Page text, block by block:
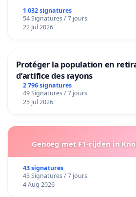
1 032 signatures
54 Signatures / 7 jours
22 Jul 2026
Protéger la population en
d’artifice des rayons
2 796 signatures
49 Signatures / 7 jours
25 Jul 2026
Genoeg met F1-rijden in
43 signatures
43 Signatures / 7 jours
4 Aug 2026